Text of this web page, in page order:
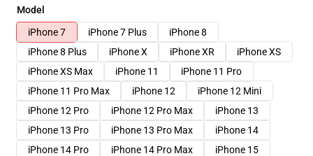
Model
iPhone 7
iPhone 7 Plus
iPhone 8
iPhone 8 Plus
iPhone X iPhone XR
iPhone XS
iPhone XS Max
iPhone 11
iPhone 11 Pro
iPhone 11 Pro Max
iPhone 12
iPhone 12 Mini
iPhone 12 Pro
iPhone 12 Pro Max
iPhone 13
iPhone 13 Pro
iPhone 13 Pro Max
iPhone 14
iPhone 14 Pro
iPhone 14 Pro Max
iPhone 15